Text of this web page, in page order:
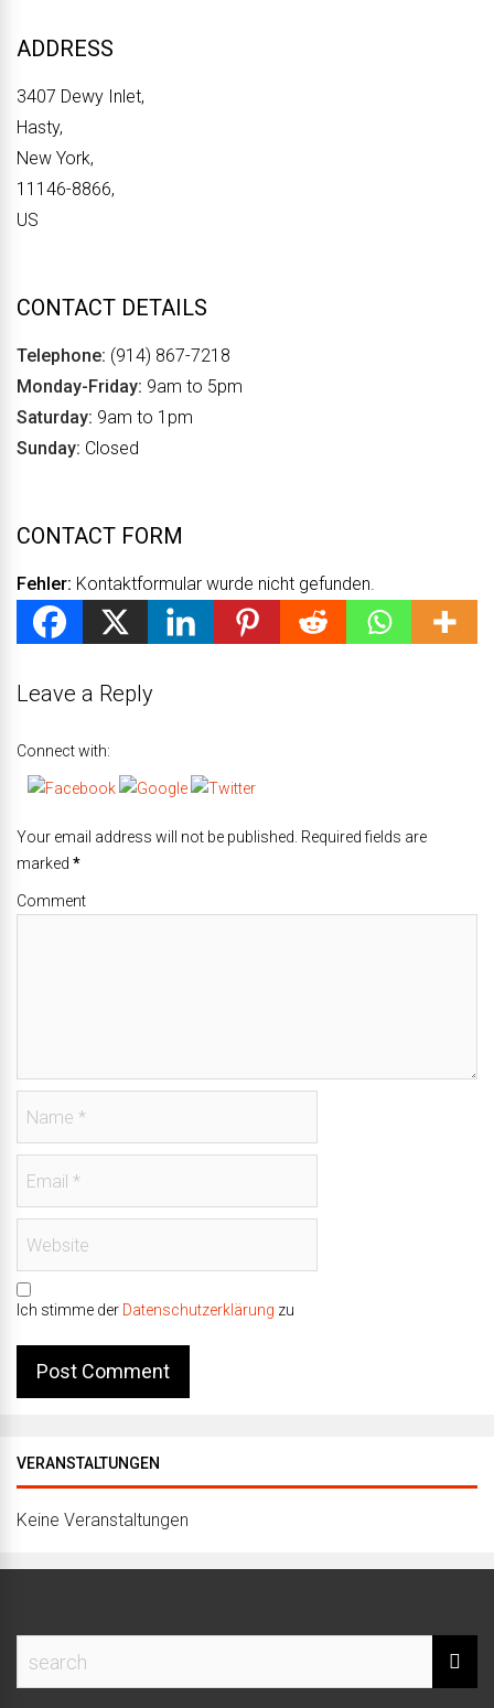
ADDRESS
3407 Dewy Inlet,
Hasty,
New York,
11146-8866,
US
CONTACT DETAILS
Telephone: (914) 867-7218
Monday-Friday: 9am to 5pm
Saturday: 9am to 1pm
Sunday: Closed
CONTACT FORM
Fehler: Kontaktformular wurde nicht gefunden.
Leave a Reply
Connect with:
Your email address will not be published. Required fields are
marked *
Comment
Ich stimme der Datenschutzerklärung zu
VERANSTALTUNGEN
Keine Veranstaltungen